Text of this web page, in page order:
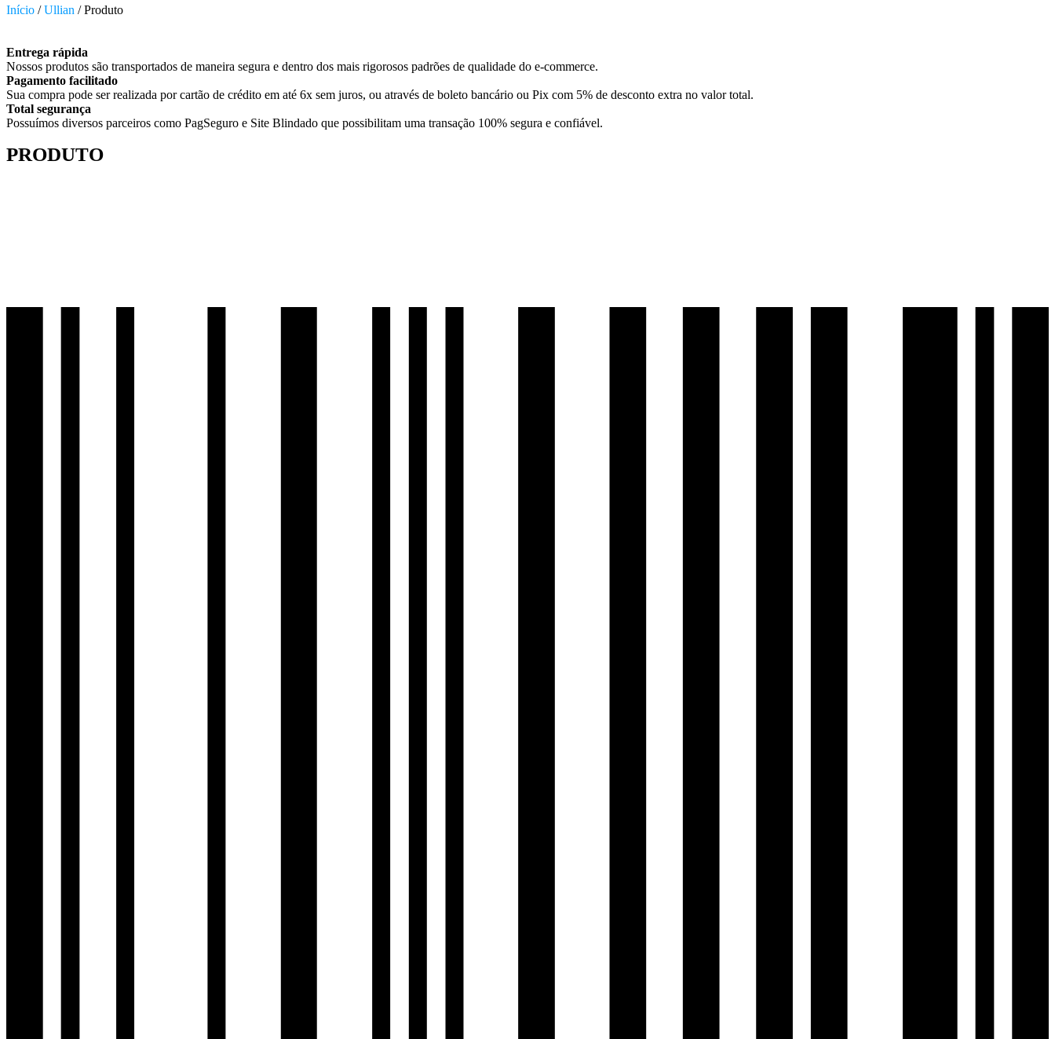
Início /Ullian / Produto
Entrega rápida
Nossos produtos são transportados de maneira segura e dentro dos mais rigorosos padrões de qualidade do e-commerce.
Pagamento facilitado
Sua compra pode ser realizada por cartão de crédito em até 6x sem juros, ou através de boleto bancário ou Pix com 5% de desconto extra no valor total.
Total segurança
Possuímos diversos parceiros como PagSeguro e Site Blindado que possibilitam uma transação 100% segura e confiável.
PRODUTO